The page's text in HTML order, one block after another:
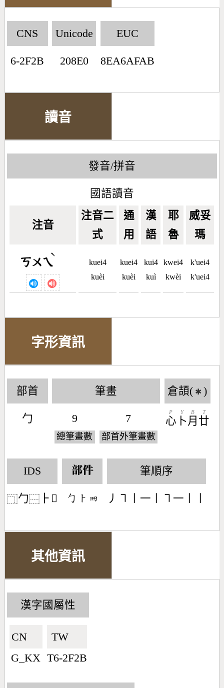
CNS
6-2F2B
Unicode
208E0
EUC
8EA6AFAB
讀音
發音/拼音
國語讀音
注音
注音二
式
通
用
漢
語
耶
魯
威妥
瑪
ㄎㄨㄟ
ˋ
kuei4
kuèi
kuei4
kuèi
kui4
kuì
kwei4
kwèi
k'uei4
k'uei4
字形資訊
部首
勹
筆畫
9
總筆畫數
7
部首外筆畫數
倉頡( ✱ )
心
P
卜
Y
月
B
廿
T
IDS
⿹勹⿱ ⺊𠕁
部件
󶀿󶀥󶄸
筆順序
丿㇕丨一丨㇕一丨丨
其他資訊
漢字國屬性
CN🇨🇳
G_KX
TW🇹🇼
T6-2F2B